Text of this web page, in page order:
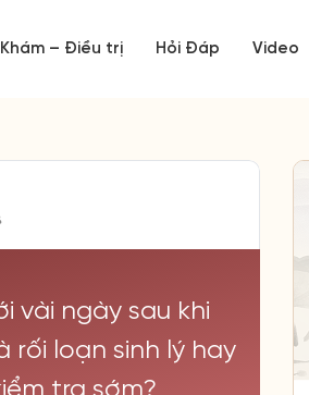
Khám – Điều trị Hỏi Đáp Video
vài ngày sau khi
rối loạn sinh lý hay